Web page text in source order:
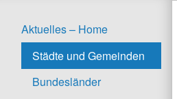
Aktuelles – Home
Städte und Gemeinden
Bundesländer